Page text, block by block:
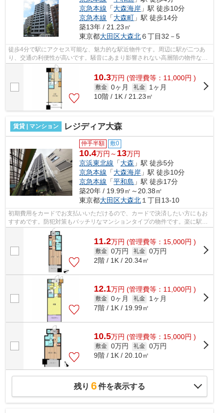
京急本線 「大森海岸 」駅 徒歩10分
京急本線 「大森町 」駅 徒歩14分
築13年 / 21.23㎡
東京都大田区大森北６丁目32－5
徒歩4分で駅にアクセス可能な、魅力的な駅近物件です。周辺に駅が二つあ
り、交通の利便性が高いです。騒音にあまり影響されない高層階の物件なの
で快適に過ごせます。こちらの物件では...
10.3万円 (管理費等：11,000円 )
敷金 0ヶ月 礼金
1ヶ月
10階 / 1K / 21.23㎡
賃貸 | マンション レジディア大森
仲手半額 敷0
10.4万円～ 13万円
京浜東北線 「大森 」駅 徒歩5分
京急本線 「大森海岸 」駅 徒歩10分
京急本線 「平和島 」駅 徒歩17分
築20年 / 19.99㎡～20.38㎡
東京都大田区大森北 １丁目13-10
初期費用をカードでお支払いいただけるので、カードで決済したい方にもお
すすめです。防犯対策もバッチリなマンションタイプの物件です。楽に駅へ
行きたい方には駅まで平坦な物件がお...
11.2万円 (管理費等：15,000円 )
敷金 0万円 礼金 0万円
2階 / 1K / 20.34㎡
12.1万円 (管理費等：11,000円 )
敷金 0ヶ月 礼金
1ヶ月
7階 / 1K / 19.99㎡
10.5万円 (管理費等：15,000円 )
敷金 0万円 礼金 0万円
9階 / 1K / 20.10㎡
残り 6件を表示する